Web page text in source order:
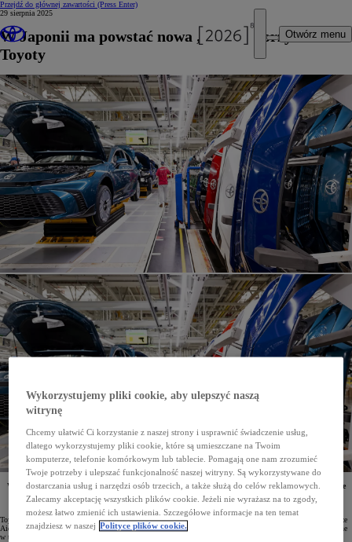
Przejdź do głównej zawartości (Press Enter)
Otwórz menu
29 sierpnia 2025
W Japonii ma powstać nowa „fabryka przyszłości”
Toyoty
W latach 30. XXI wieku Toyota planuje uruchomienie nowego zakładu produkcyjnego. W „fabryce
przyszłości” mają powstawać innowacyjne modele samochodów wytwarzane z zastosowaniem
najnowocześniejszych technologii.
Toyota zamierza wybudować nowy zakład produkcyjny w dzielnicy Teihoucho w mieście Toyota w prefekturze
Aichi. Fabryka miałaby rozpocząć działalność na początku lat 30. XXI wieku, a konkretne modele wytwarzane
w tym obiekcie na razie nie są jednak znane.
Wykorzystujemy pliki cookie, aby ulepszyć naszą
witrynę
Chcemy ułatwić Ci korzystanie z naszej strony i usprawnić świadczenie usług,
dlatego wykorzystujemy pliki cookie, które są umieszczane na Twoim
komputerze, telefonie komórkowym lub tablecie. Pomagają one nam zrozumieć
Twoje potrzeby i ulepszać funkcjonalność naszej witryny. Są wykorzystywane do
dostarczania usług i narzędzi osób trzecich, a także służą do celów reklamowych.
Zalecamy akceptację wszystkich plików cookie. Jeżeli nie wyrażasz na to zgody,
możesz łatwo zmienić ich ustawienia. Szczegółowe informacje na ten temat
znajdziesz w naszej Polityce plików cookie.